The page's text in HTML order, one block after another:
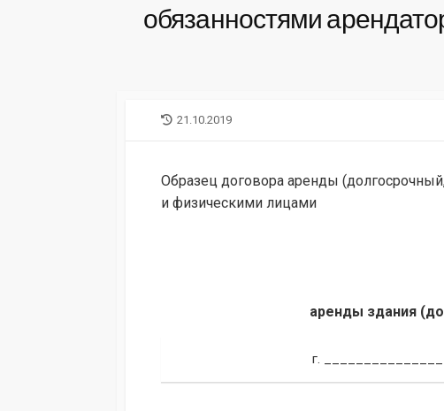
обязанностями
LAST
21.10.2019
Образец договора аренды
и физическими лицами
аренды здания
г. _______________